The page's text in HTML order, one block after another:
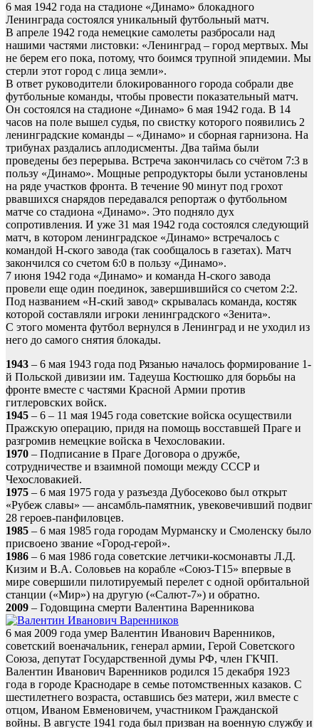
6 мая 1942 года на стадионе «Динамо» блокадного
Ленинграда состоялся уникальный футбольный матч.
В апреле 1942 года немецкие самолеты разбросали над
нашими частями листовки: «Ленинград – город мертвых. Мы
не берем его пока, потому, что боимся трупной эпидемии. Мы
стерли этот город с лица земли».
В ответ руководители блокированного города собрали две
футбольные команды, чтобы провести показательный матч.
Он состоялся на стадионе «Динамо» 6 мая 1942 года. В 14
часов на поле вышел судья, по свистку которого появились 2
ленинградские команды – «Динамо» и сборная гарнизона. На
трибунах раздались аплодисменты. Два тайма были
проведены без перерыва. Встреча закончилась со счётом 7:3 в
пользу «Динамо». Мощные репродукторы были установлены
на ряде участков фронта. В течение 90 минут под грохот
рвавшихся снарядов передавался репортаж о футбольном
матче со стадиона «Динамо». Это подняло дух
сопротивления. И уже 31 мая 1942 года состоялся следующий
матч, в котором ленинградское «Динамо» встречалось с
командой Н-ского завода (так сообщалось в газетах). Матч
закончился со счетом 6:0 в пользу «Динамо».
7 июня 1942 года «Динамо» и команда Н-ского завода
провели еще один поединок, завершившийся со счетом 2:2.
Под названием «Н-ский завод» скрывалась команда, костяк
которой составляли игроки ленинградского «Зенита».
С этого момента футбол вернулся в Ленинград и не уходил из
него до самого снятия блокады.
1943 – 6 мая 1943 года под Рязанью началось формирование 1-
й Польской дивизии им. Тадеуша Костюшко для борьбы на
фронте вместе с частями Красной Армии против
гитлеровских войск.
1945 – 6 – 11 мая 1945 года советские войска осуществили
Пражскую операцию, придя на помощь восставшей Праге и
разгромив немецкие войска в Чехословакии.
1970 – Подписание в Праге Договора о дружбе,
сотрудничестве и взаимной помощи между СССР и
Чехословакией.
1975 – 6 мая 1975 года у разъезда Дубосеково был открыт
«Рубеж славы» — ансамбль-памятник, увековечивший подвиг
28 героев-панфиловцев.
1985 – 6 мая 1985 года городам Мурманску и Смоленску было
присвоено звание «Город-герой».
1986 – 6 мая 1986 года советские летчики-космонавты Л.Д.
Кизим и В.А. Соловьев на корабле «Союз-Т15» впервые в
мире совершили пилотируемый перелет с одной орбитальной
станции («Мир») на другую («Салют-7») и обратно.
2009 – Годовщина смерти Валентина Варенникова
6 мая 2009 года умер Валентин Иванович Варенников,
советский военачальник, генерал армии, Герой Советского
Союза, депутат Государственной думы РФ, член ГКЧП.
Валентин Иванович Варенников родился 15 декабря 1923
года в городе Краснодаре в семье потомственных казаков. С
шестилетнего возраста, оставшись без матери, жил вместе с
отцом, Иваном Евменовичем, участником Гражданской
войны. В августе 1941 года был призван на военную службу и